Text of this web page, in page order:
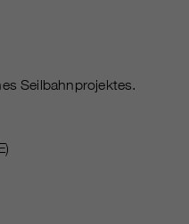
Seilbahnprojektes.